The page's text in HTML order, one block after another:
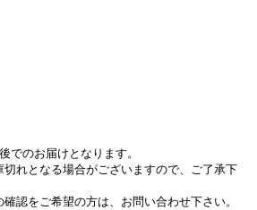
でのお届けとなります。
れとなる場合がございますので、ご了承下
認をご希望の方は、お問い合わせ下さい。